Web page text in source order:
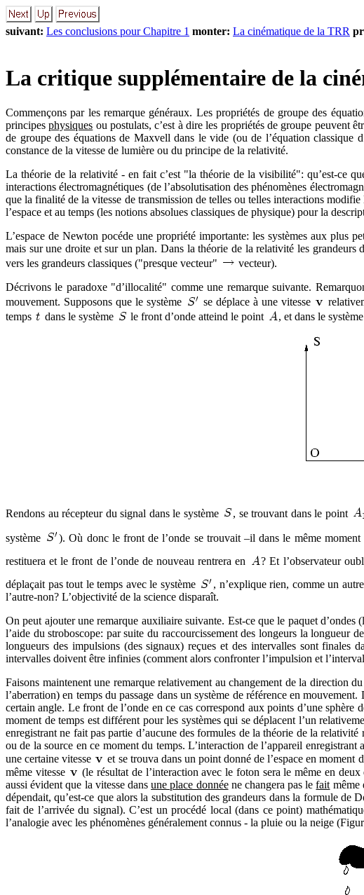
suivant: Les conclusions pour Chapitre 1 monter: La cinématique de la TRR
La critique supplémentaire de la
Commençons par les remarque généraux. Les propriétés de groupe des
principesphysiques ou postulats, c’est à dire les propriétés de groupe peuvent
de groupe des équations de Maxvell dans le vide (ou de l’équation classique
constance de la vitesse de lumière ou du principe de la relativité.
La théorie de la relativité - en fait c’est "la théorie de la visibilité": qu’est-ce
interactions électromagnétiques (de l’absolutisation des phénomènes
que la finalité de la vitesse de transmission de telles ou telles interactions
l’espace et au temps (les notions absolues classiques de physique) pour la
L’espace de Newton pocéde une propriété importante: les systèmes aux plus
mais sur une droite et sur un plan. Dans la théorie de la relativité les grandeurs
vers les grandeurs classiques ("presque vecteur"
vecteur).
Décrivons le paradoxe "d’illocalité" comme une remarque suivante.
mouvement. Supposons que le système
se déplace à une vitesse
temps
dans le système le front d’onde atteind le point , et dans le système
Rendons au récepteur du signal dans le système , se trouvant dans le point
système ). Où donc le front de l’onde se trouvait –il dans le même moment
restituera et le front de l’onde de nouveau rentrera en
? Et l’observateur
déplaçait pas tout le temps avec le système
, n’explique rien, comme un
l’autre-non? L’objectivité de la science disparaît.
On peut ajouter une remarque auxiliaire suivante. Est-ce que le paquet
l’aide du stroboscope: par suite du raccourcissement des longeurs la longueur
longueurs des impulsions (des signaux) reçues et des intervalles sont finales
intervalles doivent être infinies (comment alors confronter l’impulsion et
Faisons maintenent une remarque relativement au changement de la direction
l’aberration) en temps du passage dans un système de référence en
certain angle. Le front de l’onde en ce cas correspond aux points d’une
moment de temps est différent pour les systèmes qui se déplacent l’un
enregistrant ne fait pas partie d’aucune des formules de la théorie de la
ou de la source en ce moment du temps. L’interaction de l’appareil
une certaine vitesse
et se trouva dans un point donné de l’espace en
même vitesse
(le résultat de l’interaction avec le foton sera le même en
aussi évident que la vitesse dansune place donnéene changera pas lefait même
dépendait, qu’est-ce que alors la substitution des grandeurs dans la formule de
fait de l’arrivée du signal). C’est un procédé local (dans ce point)
l’analogie avec les phénomènes généralement connus - la pluie ou la neige